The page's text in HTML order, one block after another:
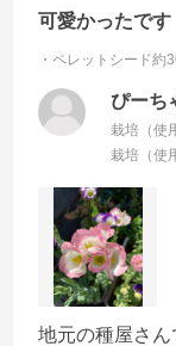
可愛かったです
・ペレットシード約
ぴーち
栽培（使
栽培（使
地元の種屋さ